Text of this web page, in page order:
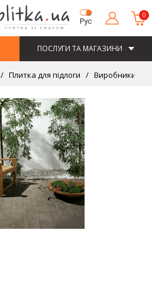
Рус
0
ПОСЛУГИ ТА МАГАЗИНИ
Плитка для підлоги Виробники